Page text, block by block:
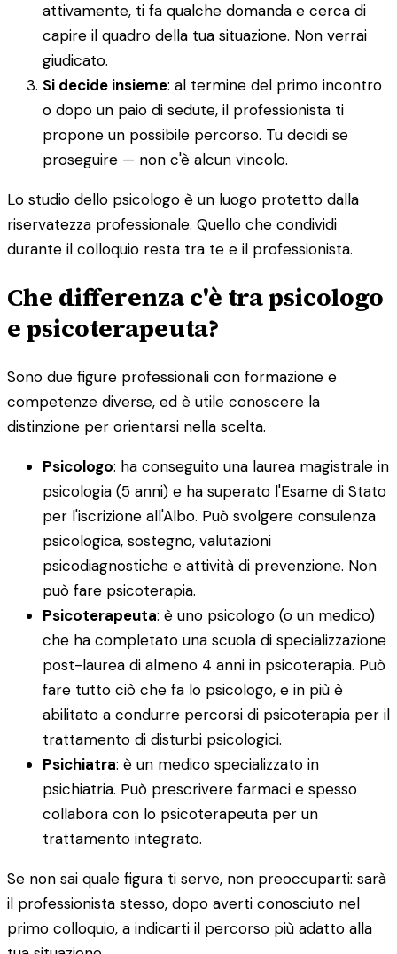
attivamente, ti fa qualche domanda e cerca di
capire il quadro della tua situazione. Non verrai
giudicato.
Si decide insieme: al termine del primo incontro
o dopo un paio di sedute, il professionista ti
propone un possibile percorso. Tu decidi se
proseguire — non c'è alcun vincolo.
Lo studio dello psicologo è un luogo protetto dalla
riservatezza professionale. Quello che condividi
durante il colloquio resta tra te e il professionista.
Che differenza c'è tra psicologo
e psicoterapeuta?
Sono due figure professionali con formazione e
competenze diverse, ed è utile conoscere la
distinzione per orientarsi nella scelta.
Psicologo: ha conseguito una laurea magistrale in
psicologia (5 anni) e ha superato l'Esame di Stato
per l'iscrizione all'Albo. Può svolgere consulenza
psicologica, sostegno, valutazioni
psicodiagnostiche e attività di prevenzione. Non
può fare psicoterapia.
Psicoterapeuta: è uno psicologo (o un medico)
che ha completato una scuola di specializzazione
post-laurea di almeno 4 anni in psicoterapia. Può
fare tutto ciò che fa lo psicologo, e in più è
abilitato a condurre percorsi di psicoterapia per il
trattamento di disturbi psicologici.
Psichiatra: è un medico specializzato in
psichiatria. Può prescrivere farmaci e spesso
collabora con lo psicoterapeuta per un
trattamento integrato.
Se non sai quale figura ti serve, non preoccuparti: sarà
il professionista stesso, dopo averti conosciuto nel
primo colloquio, a indicarti il percorso più adatto alla